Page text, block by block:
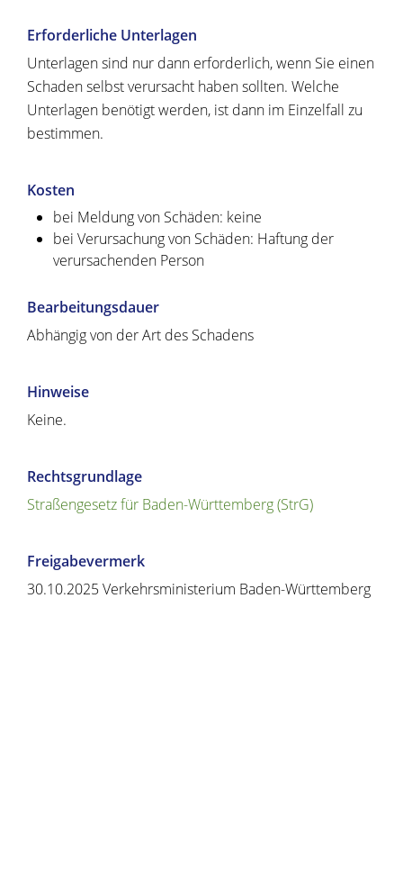
Erforderliche Unterlagen
Unterlagen sind nur dann erforderlich, wenn Sie einen
Schaden selbst verursacht haben sollten. Welche
Unterlagen benötigt werden, ist dann im Einzelfall zu
bestimmen.
Kosten
bei Meldung von Schäden: keine
bei Verursachung von Schäden: Haftung der
verursachenden Person
Bearbeitungsdauer
Abhängig von der Art des Schadens
Hinweise
Keine.
Rechtsgrundlage
Straßengesetz für Baden-Württemberg (StrG)
Freigabevermerk
30.10.2025 Verkehrsministerium Baden-Württemberg